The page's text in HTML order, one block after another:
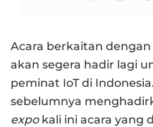
Acara berkaitan
akan segera hadir lagi
peminat IoT di
sebelumnya
expokali ini acara yang